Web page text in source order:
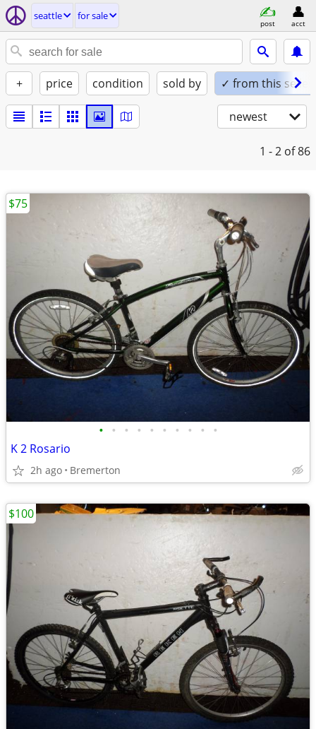
seattle for sale
post acct
+ price condition sold by ✓ from this seller
newest
1 - 2 of 86
• • • • • • • • • •
K 2 Rosario
2h ago Bremerton
$75
$100